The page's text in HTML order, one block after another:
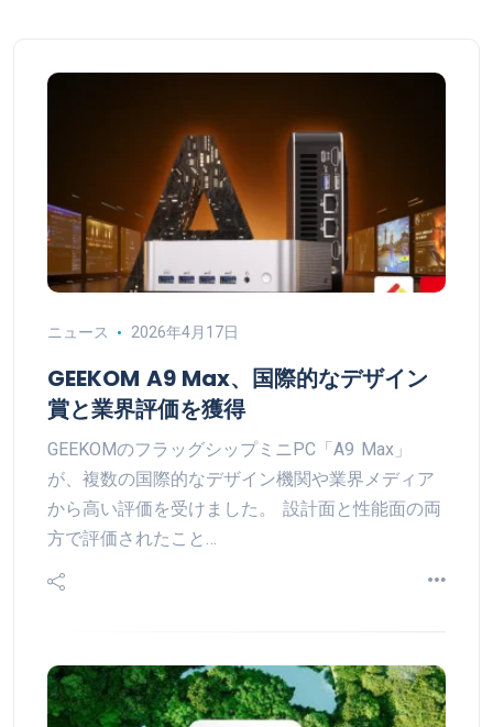
ニュース 2026年4月17日
GEEKOM A9 Max、国際的なデザイン
賞と業界評価を獲得
GEEKOMのフラッグシップミニPC「A9 Max」
が、複数の国際的なデザイン機関や業界メディア
から高い評価を受けました。 設計面と性能面の両
方で評価されたこと…